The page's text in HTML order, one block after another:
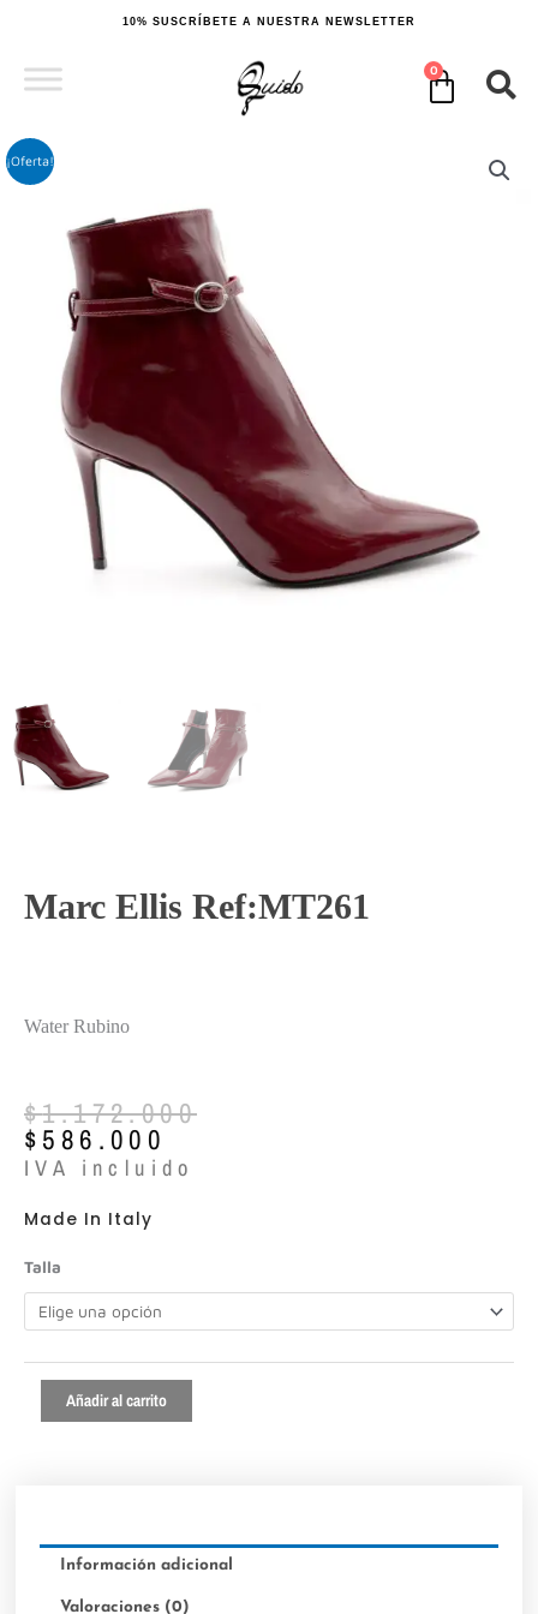
contenido
10% SUSCRÍBETE A NUESTRA NEWSLETTER
0
Cart
¡Oferta!
Marc Ellis Ref:MT261
Water Rubino
$1.172.000
El
precio
original
$1.172.000.
$586.000
El
precio
actual
$586.000.
IVA incluido
Made In Italy
Talla
Marc
Ellis
ref:MT261
Añadir al carrito
Información adicional
Valoraciones (0)